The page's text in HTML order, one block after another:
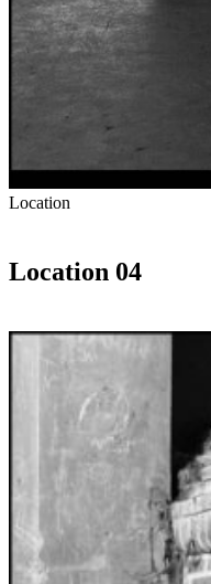
Location
Location 04